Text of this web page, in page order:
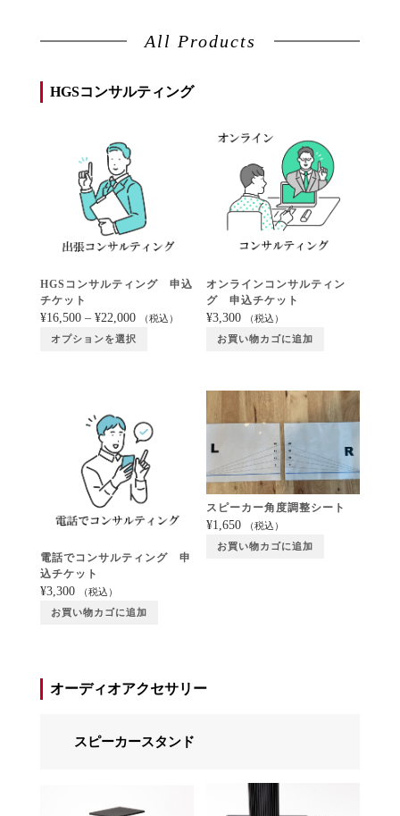
All Products
HGSコンサルティング
HGSコンサルティング 申込
チケット
¥16,500– ¥22,000 （税込）
オプションを選択
オンラインコンサルティン
グ 申込チケット
¥3,300 （税込）
お買い物カゴに追加
電話でコンサルティング 申
込チケット
¥3,300 （税込）
お買い物カゴに追加
スピーカー角度調整シート
¥1,650 （税込）
お買い物カゴに追加
オーディオアクセサリー
スピーカースタンド